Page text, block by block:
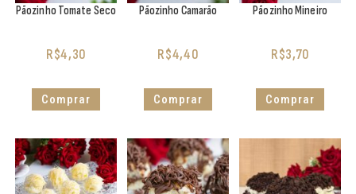
Pãozinho Tomate Seco
R$4,30
Comprar
Pãozinho Camarão
R$4,40
Comprar
Pãozinho Mineiro
R$3,70
Comprar